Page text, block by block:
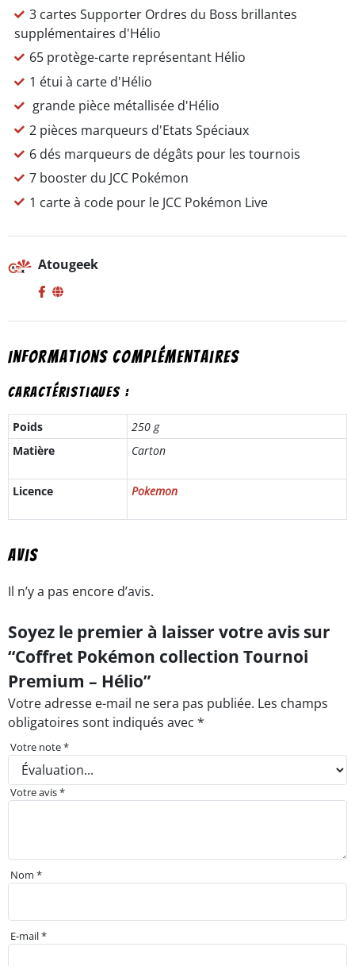
3 cartes Supporter Ordres du Boss brillantes
supplémentaires d'Hélio
65 protège-carte représentant Hélio
1 étui à carte d'Hélio
grande pièce métallisée d'Hélio
2 pièces marqueurs d'Etats Spéciaux
6 dés marqueurs de dégâts pour les tournois
7 booster du JCC Pokémon
1 carte à code pour le JCC Pokémon Live
Atougeek
Informations complémentaires
Caractéristiques :
Poids
250 g
Matière
Carton
Licence Pokemon
Avis
Il n’y a pas encore d’avis.
Soyez le premier à laisser votre avis sur
“Coffret Pokémon collection Tournoi
Premium – Hélio”
Votre adresse e-mail ne sera pas publiée. Les champs
obligatoires sont indiqués avec *
Votre note*
Votre avis*
Nom*
E-mail*